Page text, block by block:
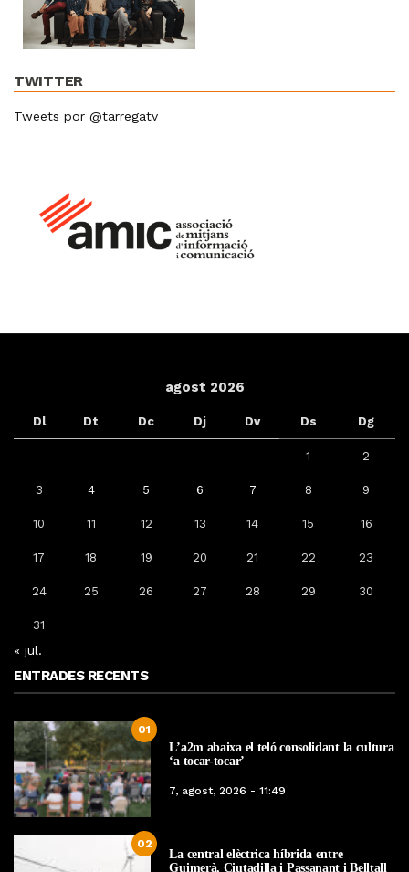
TWITTER
Tweets por @tarregatv
agost 2026
Dl Dt Dc Dj Dv Ds Dg
1 2
3 4 5 6 7 8 9
10 11 12 13 14 15 16
17 18 19 20 21 22 23
24 25 26 27 28 29 30
31
« jul.
ENTRADES RECENTS
01
L’a2m abaixa el teló consolidant la cultura
‘a tocar-tocar’
7, agost, 2026 - 11:49
02
La central elèctrica híbrida entre
Guimerà, Ciutadilla i Passanant i Belltall